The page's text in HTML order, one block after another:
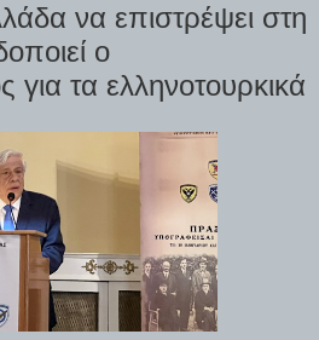
να επιστρέψει στη
ο
τα ελληνοτουρκικά